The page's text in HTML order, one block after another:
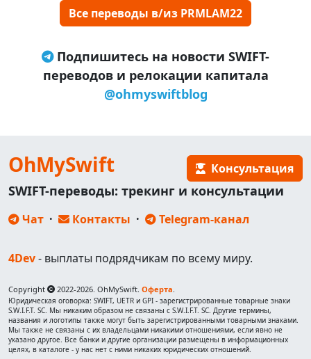
Все переводы в/из PRMLAM22
Подпишитесь на новости SWIFT-
переводов и релокации капитала
@ohmyswiftblog
OhMySwift Консультация
SWIFT-переводы: трекинг и консультации
Чат · Контакты · Telegram-канал
4Dev- выплаты подрядчикам по всему миру.
Copyright 2022-2026. OhMySwift. Оферта.
Юридическая оговорка: SWIFT, UETR и GPI - зарегистрированные товарные знаки
S.W.I.F.T. SC. Мы никаким образом не связаны с S.W.I.F.T. SC. Другие термины,
названия и логотипы также могут быть зарегистрированными товарными знаками.
Мы также не связаны с их владельцами никакими отношениями, если явно не
указано другое. Все банки и другие организации размещены в информационных
целях, в каталоге - у нас нет с ними никаких юридических отношений.